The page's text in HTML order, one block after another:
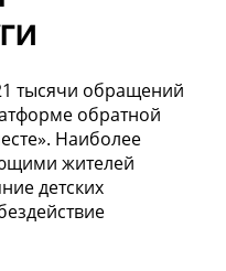
тысячи обращений
обратной
Наиболее
жителей
детских